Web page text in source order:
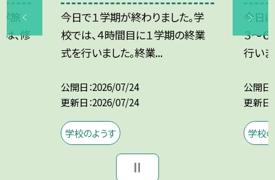
旅
、修
今日で１学期が終わりました。学
校では、４時間目に１学期の終業
式を行いました。終業...
公開日 2026/07/24
更新日 2026/07/24
学校のようす
今日
３～
行いま
公開日
更新日
学校